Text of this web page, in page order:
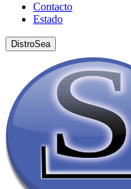
Contacto
Estado
DistroSea